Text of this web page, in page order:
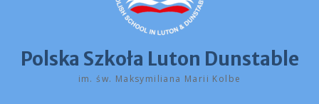
Polska Szkoła Luton Dunstable
im. św. Maksymiliana Marii Kolbe